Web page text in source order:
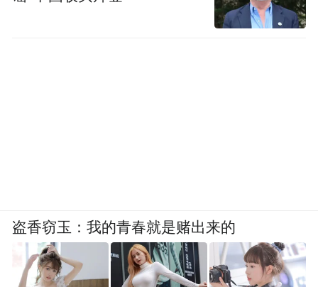
盗香窃玉：我的青春就是赌出来的